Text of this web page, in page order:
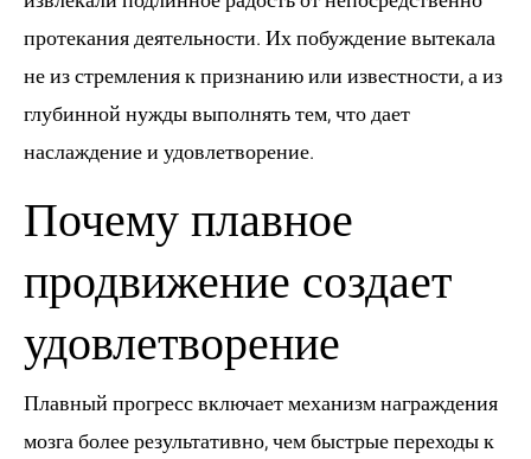
протекания деятельности. Их побуждение вытекала
не из стремления к признанию или известности, а из
глубинной нужды выполнять тем, что дает
наслаждение и удовлетворение.
Почему плавное
продвижение создает
удовлетворение
Плавный прогресс включает механизм награждения
мозга более результативно, чем быстрые переходы к